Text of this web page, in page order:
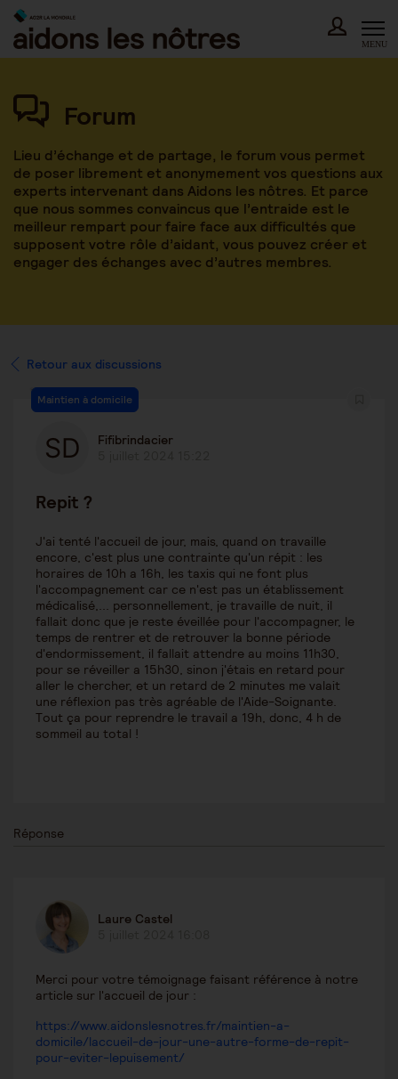
Skip
content
MENU
Forum
Lieu d’échange et de partage, le forum vous permet
de poser librement et anonymement vos questions aux
experts intervenant dans Aidons les nôtres. Et parce
que nous sommes convaincus que l’entraide est le
meilleur rempart pour faire face aux difficultés que
supposent votre rôle d’aidant, vous pouvez créer et
engager des échanges avec d’autres membres.
Retour aux discussions
Maintien à domicile
Fifibrindacier
Repit ?
J'ai tenté l'accueil de jour, mais, quand on travaille
encore, c'est plus une contrainte qu'un répit : les
horaires de 10h a 16h, les taxis qui ne font plus
l'accompagnement car ce n'est pas un établissement
médicalisé,... personnellement, je travaille de nuit, il
fallait donc que je reste éveillée pour l'accompagner, le
temps de rentrer et de retrouver la bonne période
d'endormissement, il fallait attendre au moins 11h30,
pour se réveiller a 15h30, sinon j'étais en retard pour
aller le chercher, et un retard de 2 minutes me valait
une réflexion pas très agréable de l'Aide-Soignante.
Tout ça pour reprendre le travail a 19h, donc, 4 h de
sommeil au total !
Réponse
Laure Castel
Merci pour votre témoignage faisant référence à notre
article sur l'accueil de jour :
https://www.aidonslesnotres.fr/maintien-a-
domicile/laccueil-de-jour-une-autre-forme-de-repit-
pour-eviter-lepuisement/